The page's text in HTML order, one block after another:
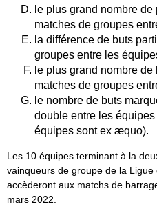
le plus grand nombre
matches de groupes
la différence de buts
groupes entre les
le plus grand nombre
matches de groupes
le nombre de buts
double entre les
équipes sont ex æquo).
Les 10 équipes terminant à la
vainqueurs de groupe de la Ligue
accèderont aux matchs de
mars 2022.